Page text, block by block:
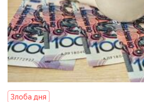
Злоба дня